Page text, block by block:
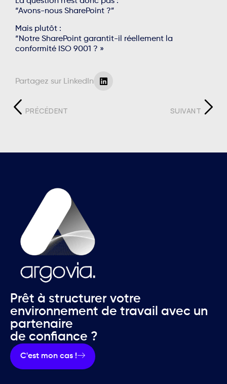
“Avons-nous SharePoint ?”
Mais plutôt :
“Notre SharePoint garantit-il réellement la
conformité ISO 9001 ? »
Partagez sur LinkedIn
PRÉCÉDENT SUIVANT
Prêt à structurer votre
environnement de travail avec un
partenaire
de confiance ?
C'est mon cas !